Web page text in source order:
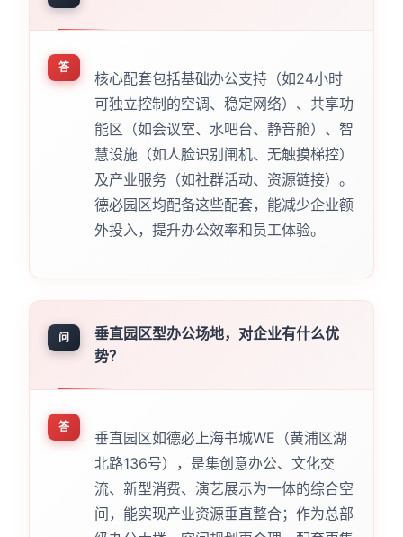
答
核心配套包括基础办公支持（如24小时
可独立控制的空调、稳定网络）、共享功
能区（如会议室、水吧台、静音舱）、智
慧设施（如人脸识别闸机、无触摸梯控）
及产业服务（如社群活动、资源链接）。
德必园区均配备这些配套，能减少企业额
外投入，提升办公效率和员工体验。
问
垂直园区型办公场地，对企业有什么优
势？
答
垂直园区如德必上海书城WE（黄浦区湖
北路136号），是集创意办公、文化交
流、新型消费、演艺展示为一体的综合空
间，能实现产业资源垂直整合；作为总部